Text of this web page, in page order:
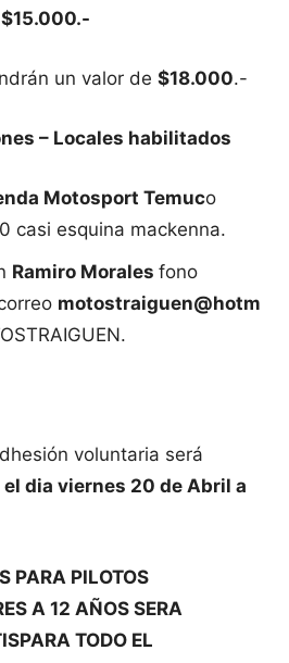
$15.000.-
un valor de $18.000.-
– Locales habilitados
Motosport Temuco
casi esquina mackenna.
Ramiro Morales fono
motostraiguen@hotm
voluntaria será
dia viernes 20 de Abril a
PARA PILOTOS
A 12 AÑOS SERA
TODO EL